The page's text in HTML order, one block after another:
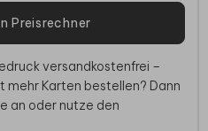
Preisrechner
versandkostenfrei –
mehr Karten bestellen? Dann
an oder nutze den